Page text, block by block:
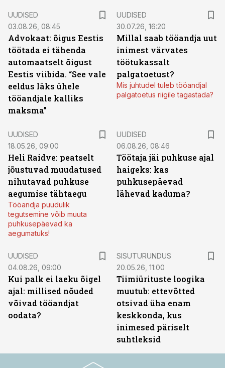
UUDISED
03.08.26, 08:45
Advokaat: õigus Eestis
töötada ei tähenda
automaatselt õigust
Eestis viibida. “See vale
eeldus läks ühele
tööandjale kalliks
maksma”
UUDISED
30.07.26, 16:20
Millal saab tööandja uut
inimest värvates
töötukassalt
palgatoetust?
Mis juhtudel tuleb tööandjal
palgatoetus riigile tagastada?
UUDISED
18.05.26, 09:00
Heli Raidve: peatselt
jõustuvad muudatused
nihutavad puhkuse
aegumise tähtaegu
Tööandja puudulik
tegutsemine võib muuta
puhkusepäevad ka
aegumatuks!
UUDISED
06.08.26, 08:46
Töötaja jäi puhkuse ajal
haigeks: kas
puhkusepäevad
lähevad kaduma?
UUDISED
04.08.26, 09:00
Kui palk ei laeku õigel
ajal: millised nõuded
võivad tööandjat
oodata?
SISUTURUNDUS
20.05.26, 11:00
Tiimiürituste loogika
muutub: ettevõtted
otsivad üha enam
keskkonda, kus
inimesed päriselt
suhtleksid